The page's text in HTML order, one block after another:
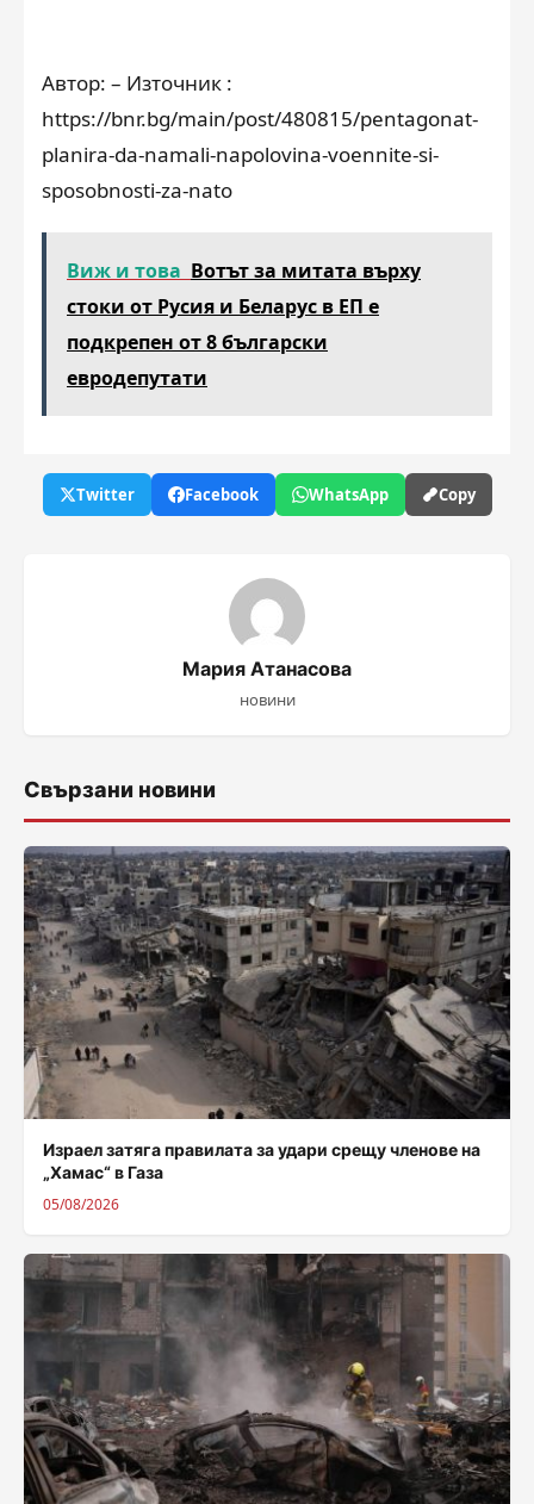
Автор: – Източник :
https://bnr.bg/main/post/480815/pentagonat-
planira-da-namali-napolovina-voennite-si-
sposobnosti-za-nato
Виж и това Вотът за митата върху
стоки от Русия и Беларус в ЕП е
подкрепен от 8 български
евродепутати
Twitter Facebook WhatsApp Copy
Мария Атанасова
новини
Свързани новини
Израел затяга правилата за удари срещу членове на
„Хамас“ в Газа
05/08/2026